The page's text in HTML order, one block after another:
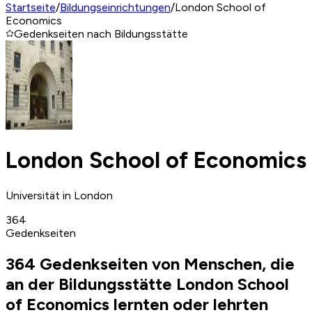
Startseite/Bildungseinrichtungen/London School of
Economics
Gedenkseiten nach Bildungsstätte
London School of Economics
Universität in London
364
Gedenkseiten
364 Gedenkseiten von Menschen, die
an der Bildungsstätte London School
of Economics lernten oder lehrten